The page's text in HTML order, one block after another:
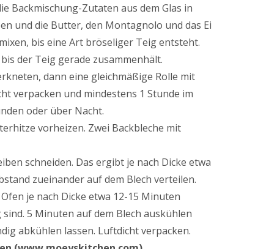
Backmischung-Zutaten aus dem Glas in
und die Butter, den Montagnolo und das Ei
bis eine Art bröseliger Teig entsteht.
der Teig gerade zusammenhält.
dann eine gleichmäßige Rolle mit
verpacken und mindestens 1 Stunde im
oder über Nacht.
vorheizen. Zwei Backbleche mit
schneiden. Das ergibt je nach Dicke etwa
zueinander auf dem Blech verteilen.
je nach Dicke etwa 12-15 Minuten
5 Minuten auf dem Blech auskühlen
abkühlen lassen. Luftdicht verpacken.